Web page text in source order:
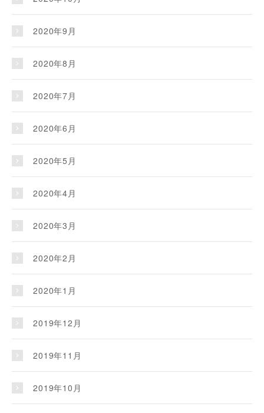
2020年9月
2020年8月
2020年7月
2020年6月
2020年5月
2020年4月
2020年3月
2020年2月
2020年1月
2019年12月
2019年11月
2019年10月